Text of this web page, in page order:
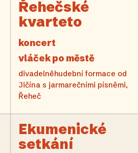
Řehečské
kvarteto
koncert
vláček po městě
divadelněhudební formace od
Jičína s jarmarečními písněmi,
Řeheč
Ekumenické
setkání